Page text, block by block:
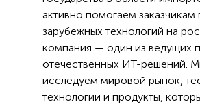
активно помогаем заказчикам
зарубежных технологий на
компания — один из ведущих
отечественных ИТ-решений.
исследуем мировой рынок,
технологии и продукты,